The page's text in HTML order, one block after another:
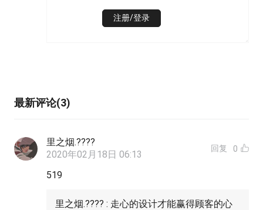
注册/登录
最新评论(3)
里之烟.????
2020年02月18日 06:13
回复 0
519
里之烟.???? : 走心的设计才能赢得顾客的心